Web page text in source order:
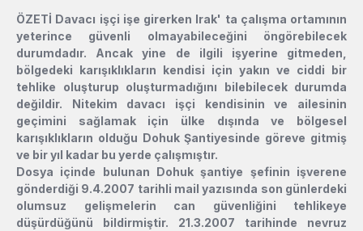
ÖZETİ Davacı işçi işe girerken Irak' ta çalışma ortamının
yeterince güvenli olmayabileceğini öngörebilecek
durumdadır. Ancak yine de ilgili işyerine gitmeden,
bölgedeki karışıklıkların kendisi için yakın ve ciddi bir
tehlike oluşturup oluşturmadığını bilebilecek durumda
değildir. Nitekim davacı işçi kendisinin ve ailesinin
geçimini sağlamak için ülke dışında ve bölgesel
karışıklıkların olduğu Dohuk Şantiyesinde göreve gitmiş
ve bir yıl kadar bu yerde çalışmıştır.
Dosya içinde bulunan Dohuk şantiye şefinin işverene
gönderdiği 9.4.2007 tarihli mail yazısında son günlerdeki
olumsuz gelişmelerin can güvenliğini tehlikeye
düşürdüğünü bildirmiştir. 21.3.2007 tarihinde nevruz